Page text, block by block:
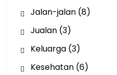
Jalan-jalan(8)
Jualan(3)
Keluarga(3)
Kesehatan(6)